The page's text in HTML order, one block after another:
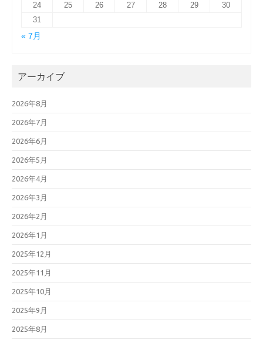
24
25 26 27 28 29
30
31
« 7月
アーカイブ
2026年8月
2026年7月
2026年6月
2026年5月
2026年4月
2026年3月
2026年2月
2026年1月
2025年12月
2025年11月
2025年10月
2025年9月
2025年8月